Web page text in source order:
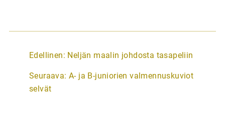
A
t
i
Edellinen: Neljän maalin johdosta tasapeliin
Seuraava: A- ja B-juniorien valmennuskuviot
selvät